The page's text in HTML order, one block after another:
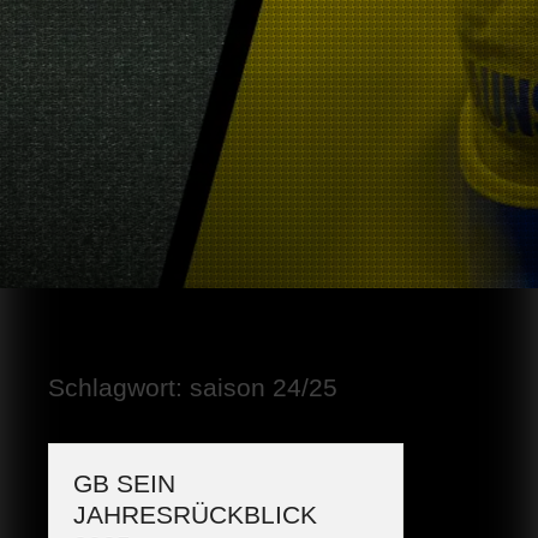
Schlagwort: saison 24/25
GB SEIN
JAHRESRÜCKBLICK